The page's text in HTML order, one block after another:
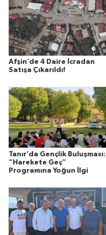
Afşin’de 4 Daire İcradan
Satışa Çıkarıldı!
Tanır’da Gençlik Buluşması:
“Harekete Geç”
Programına Yoğun İlgi